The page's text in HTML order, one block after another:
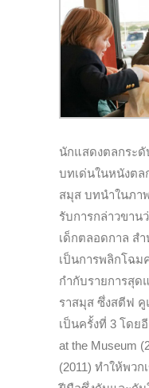
นักแสดงตลกระ
บทเด่นในหนังตล
สมุส บทนำในภา
รับการกล่าวขาน
เด็กตลอดกาล สำ
เป็นการพลิกโฉม
กำกับรายการสุด
ราสมุส ซึ่งสตีฟ คู
เป็นครั้งที่ 3 โดย
at the Museum
(2011) ทำให้พว